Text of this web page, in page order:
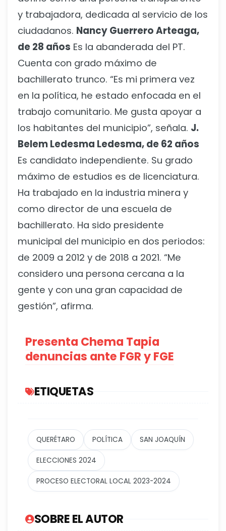
y trabajadora, dedicada al servicio de los
ciudadanos. Nancy Guerrero Arteaga,
de 28 años Es la abanderada del PT.
Cuenta con grado máximo de
bachillerato trunco. “Es mi primera vez
en la política, he estado enfocada en el
trabajo comunitario. Me gusta apoyar a
los habitantes del municipio”, señala. J.
Belem Ledesma Ledesma, de 62 años
Es candidato independiente. Su grado
máximo de estudios es de licenciatura.
Ha trabajado en la industria minera y
como director de una escuela de
bachillerato. Ha sido presidente
municipal del municipio en dos periodos:
de 2009 a 2012 y de 2018 a 2021. “Me
considero una persona cercana a la
gente y con una gran capacidad de
gestión”, afirma.
Presenta Chema Tapia
denuncias ante FGR y FGE
ETIQUETAS
QUERÉTARO POLÍTICA SAN JOAQUÍN
ELECCIONES 2024
PROCESO ELECTORAL LOCAL 2023-2024
SOBRE EL AUTOR